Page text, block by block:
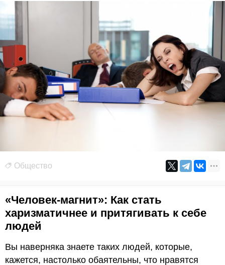
Общество
«Человек-магнит»: Как стать
харизматичнее и притягивать к себе
людей
Вы наверняка знаете таких людей, которые,
кажется, настолько обаятельны, что нравятся